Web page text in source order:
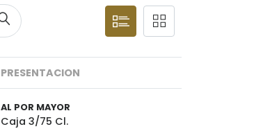
PRESENTACION
AL POR MAYOR
Caja 3/75 Cl.